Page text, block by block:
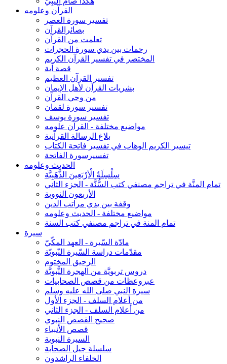
القرآن وعلومه
تفسير سورة العصر
بصائرالقرآن
تعلمت من القرآن
رحمات بين يدي سورة الحجرات
المختصر في تفسير القرآن الكريم
قصة آية
تفسير القرآن العظيم
بشريات القرآن لأهل الإيمان
من وحي القرآن
تفسير سورة لقمان
تفسير سورة يوسف
مواضيع مختلفة - القرآن علومه
بلاغ الرسالة القرآنية
تيسير الكريم الوهاب في تفسير فاتحة الكتاب
تفسيرسورة الفاتحة
الحديث وعلومه
سِلْسِلَةُ الْأرْبَعِينَ الذَّهَبِيَّة
تمام المنَّة في تراجم مصنفي كتب السُّنَّة - الجزء الثاني
الأربعون النووية
وقفة بين يدي مراتب الدين
مواضيع مختلفة - الحديث وعلومه
تمام المنة في تراجم مصنفي كتب السنة
سيرة
مادّة السّيرة - العهد المكّيّ
مقدّمات دراسة السّيرة النّبويّة
الرحيق المختوم
دروس تربويَّة من الهجرة النَّبويَّة
عبروعظات من قصص الصحابيات
سيرة النبي صلى الله عليه وسلم
من أعلام السلف - الجزء الأول
من أعلام السلف - الجزء الثاني
صحيح القصص النبوي
قصص الأنبياء
السيرة النبوية
سلسلة جيل الصحابة
الخلفاء الراشدون